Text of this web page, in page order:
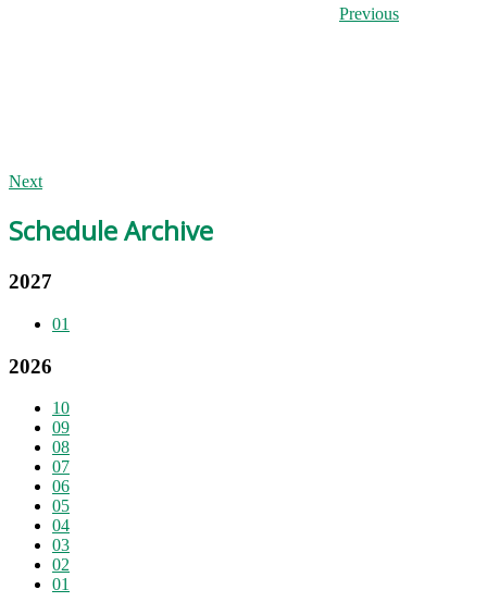
Previous
Next
Schedule Archive
2027
01
2026
10
09
08
07
06
05
04
03
02
01